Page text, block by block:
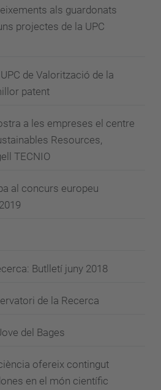
als guardonats
projectes de la UPC
de Valorització de la
patent
a les empreses el centre
Resources,
TECNIO
al concurs europeu
Butlletí juny 2018
de la Recerca
del Bages
ofereix contingut
en el món científic